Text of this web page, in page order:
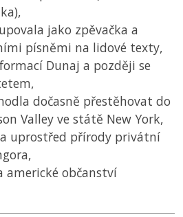
jako zpěvačka a
písněmi na lidové texty,
Dunaj a později se
dočasně přestěhovat do
Valley ve státě New York,
uprostřed přírody privátní
americké občanství